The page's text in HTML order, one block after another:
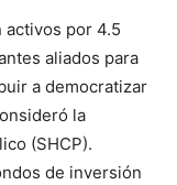
activos por 4.5
aliados para
a democratizar
la
(SHCP).
de inversión